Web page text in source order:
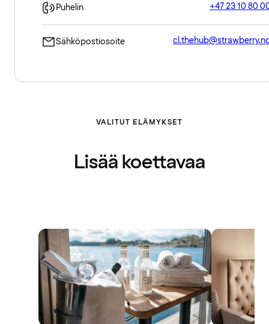
Puhelin +47 23 10 80
Sähköpostiosoite
VALITUT ELÄMYKSET
Lisää koettavaa